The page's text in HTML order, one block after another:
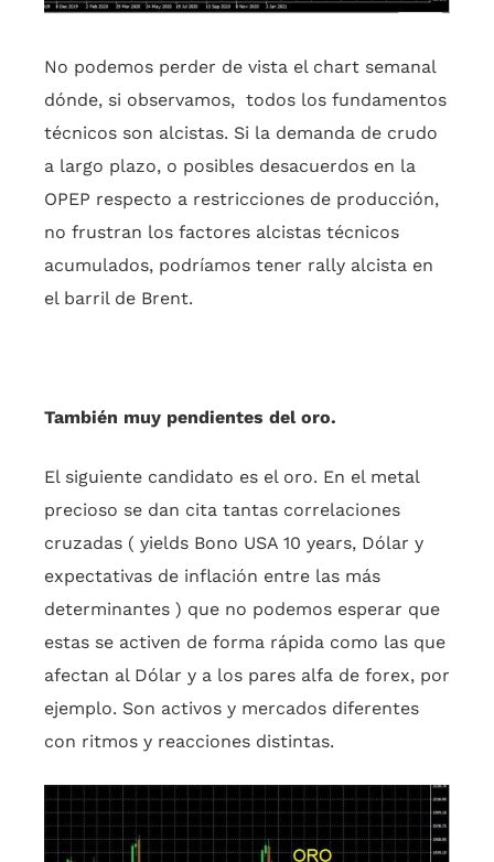
No podemos perder de vista el chart semanal
dónde, si observamos, todos los fundamentos
técnicos son alcistas. Si la demanda de crudo
a largo plazo, o posibles desacuerdos en la
OPEP respecto a restricciones de producción,
no frustran los factores alcistas técnicos
acumulados, podríamos tener rally alcista en
el barril de Brent.
También muy pendientes del oro.
El siguiente candidato es el oro. En el metal
precioso se dan cita tantas correlaciones
cruzadas ( yields Bono USA 10 years, Dólar y
expectativas de inflación entre las más
determinantes ) que no podemos esperar que
estas se activen de forma rápida como las que
afectan al Dólar y a los pares alfa de forex, por
ejemplo. Son activos y mercados diferentes
con ritmos y reacciones distintas.